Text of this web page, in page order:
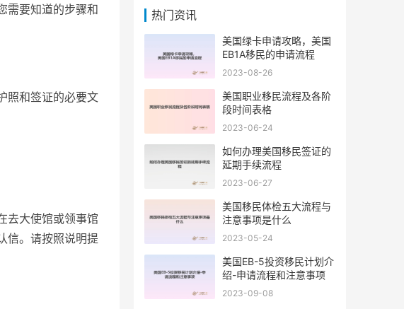
需要知道的步骤和
照和签证的必要文
去大使馆或领事馆
信。请按照说明提
热门资讯
美国绿卡申请攻略，美国
EB1A移民的申请流程
2023-08-26
美国职业移民流程及各阶
段时间表格
2023-06-24
如何办理美国移民签证的
延期手续流程
2023-06-27
美国移民体检五大流程与
注意事项是什么
2023-05-24
美国EB-5投资移民计划介
绍-申请流程和注意事项
2023-09-08